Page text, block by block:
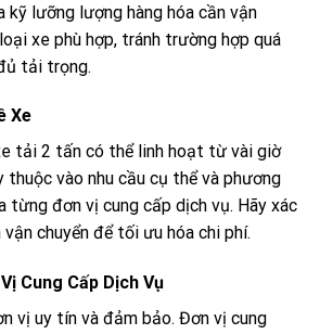
kỹ lưỡng lượng hàng hóa cần vận
xe phù hợp, tránh trường hợp quá
tải trọng.
Xe
tải 2 tấn có thể linh hoạt từ vài giờ
thuộc vào nhu cầu cụ thể và phương
từng đơn vị cung cấp dịch vụ. Hãy xác
chuyển để tối ưu hóa chi phí.
Cung Cấp Dịch Vụ
vị uy tín và đảm bảo. Đơn vị cung